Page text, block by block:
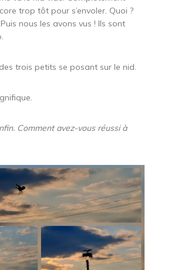
trop tôt pour s’envoler. Quoi ?
nous les avons vus ! Ils sont
des trois petits se posant sur le nid.
Comment avez-vous réussi à